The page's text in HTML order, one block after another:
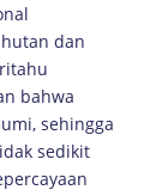
dan
bahwa
sehingga
sedikit